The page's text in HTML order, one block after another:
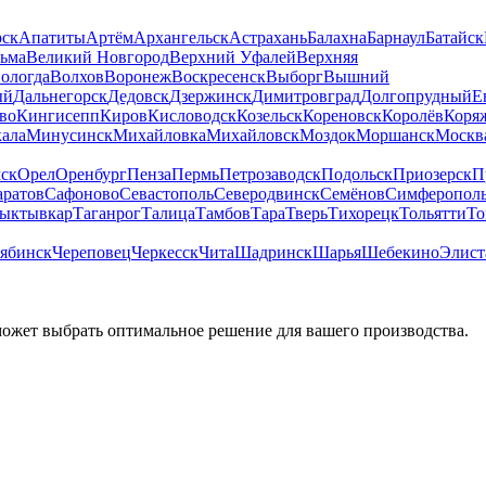
АпатитыАртёмАрхангельскАстраханьБалахнаБарнаулБатайск
Великий НовгородВерхний УфалейВерхняя
ВолховВоронежВоскресенскВыборгВышний
ДальнегорскДедовскДзержинскДимитровградДолгопрудный
КингисеппКировКисловодскКозельскКореновскКоролёв
МинусинскМихайловкаМихайловскМоздокМоршанск
ОрелОренбургПензаПермьПетрозаводскПодольскПриозерск
СафоновоСевастопольСеверодвинскСемёнов
ТаганрогТалицаТамбовТараТверьТихорецкТольятти
ЧереповецЧеркесскЧитаШадринскШарьяШебекино
выбрать оптимальное решение для вашего производства.